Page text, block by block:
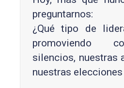
preguntarnos:
¿Qué tipo de
promoviendo
silencios, nuestras
nuestras